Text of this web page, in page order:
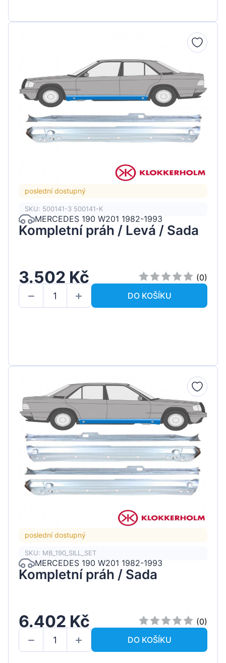
poslední dostupný
SKU: 500141-3 500141-K
MERCEDES 190 W201 1982-1993
Kompletní práh / Levá / Sada
3.502 Kč
(0)
DO KOŠÍKU
poslední dostupný
SKU: MB_190_SILL_SET
MERCEDES 190 W201 1982-1993
Kompletní práh / Sada
6.402 Kč
(0)
DO KOŠÍKU